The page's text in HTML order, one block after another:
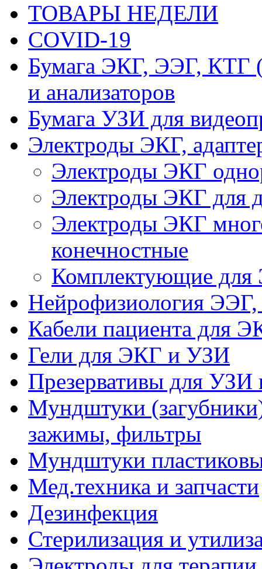
ТОВАРЫ НЕДЕЛИ
COVID-19
Бумага ЭКГ, ЭЭГ, КТГ
и анализаторов
Бумага УЗИ для
Электроды ЭКГ,
Электроды ЭКГ
Электроды ЭКГ для
Электроды ЭКГ
конечностные
Комплектующие
Нейрофизиология
Кабели пациента для
Гели для ЭКГ и УЗИ
Презервативы для УЗИ
Мундштуки
зажимы, фильтры
Мундштуки
Мед.техника и запчасти
Дезинфекция
Стерилизация и